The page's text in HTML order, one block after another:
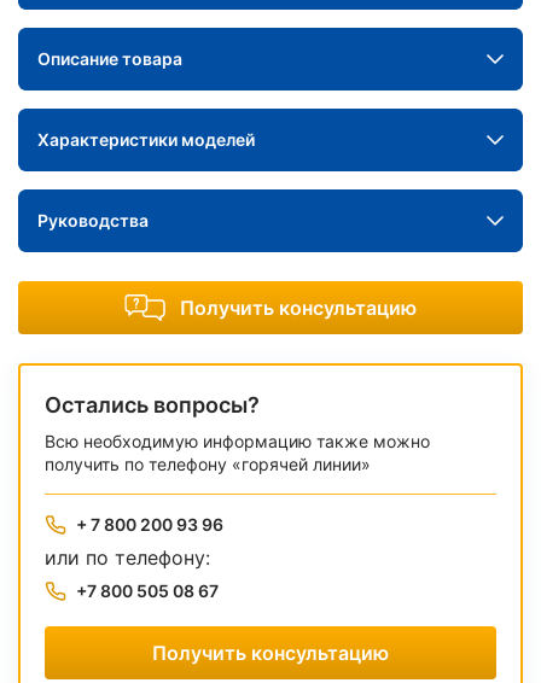
Описание товара
Характеристики моделей
Руководства
Получить консультацию
Остались вопросы?
Всю необходимую информацию также можно
получить по телефону «горячей линии»
+ 7 800 200 93 96
или по телефону:
+7 800 505 08 67
Получить консультацию